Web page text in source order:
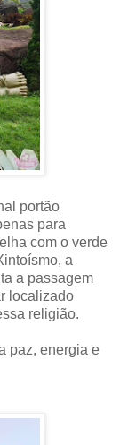
portão
para
com o verde
a
a passagem
localizado
religião.
paz, energia e